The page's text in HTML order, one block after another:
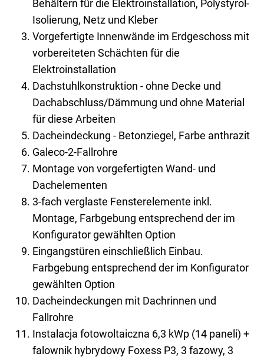
Behältern für die Elektroinstallation, Polystyrol-
Isolierung, Netz und Kleber
Vorgefertigte Innenwände im Erdgeschoss mit
vorbereiteten Schächten für die
Elektroinstallation
Dachstuhlkonstruktion - ohne Decke und
Dachabschluss/Dämmung und ohne Material
für diese Arbeiten
Dacheindeckung - Betonziegel, Farbe anthrazit
Galeco-2-Fallrohre
Montage von vorgefertigten Wand- und
Dachelementen
3-fach verglaste Fensterelemente inkl.
Montage, Farbgebung entsprechend der im
Konfigurator gewählten Option
Eingangstüren einschließlich Einbau.
Farbgebung entsprechend der im Konfigurator
gewählten Option
Dacheindeckungen mit Dachrinnen und
Fallrohre
Instalacja fotowoltaiczna 6,3 kWp (14 paneli) +
falownik hybrydowy Foxess P3, 3 fazowy, 3